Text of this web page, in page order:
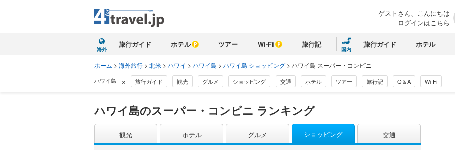
ゲストさん、こんにちは
ログインはこちら
海外
旅行ガイド ホテル ツアー Wi-Fi 旅行記
国内
旅行ガイド ホテル
ホーム > 海外旅行 > 北米 > ハワイ > ハワイ島 > ハワイ島 ショッピング > ハワイ島 スーパー・コンビニ
ハワイ島 × 旅行ガイド 観光 グルメ ショッピング 交通 ホテル ツアー 旅行記 Q＆A Wi-Fi
ハワイ島のスーパー・コンビニ ランキング
観光 ホテル グルメ ショッピング 交通